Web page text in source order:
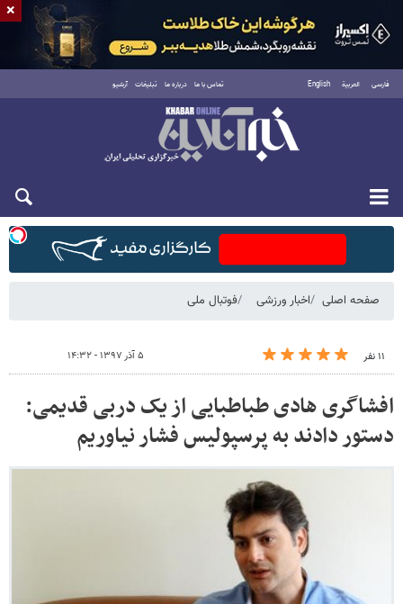
فارسی العربية English تماس با ما درباره ما تبلیغات آرشیو
شنبه ۱۷ مرداد ۱۴۰۵
صفحه اصلی اخبار ورزشی فوتبال ملی
۱۱ نفر ۵ آذر ۱۳۹۷ - ۱۴:۳۲
افشاگری هادی طباطبایی از یک دربی قدیمی:
دستور دادند به پرسپولیس فشار نیاوریم
×